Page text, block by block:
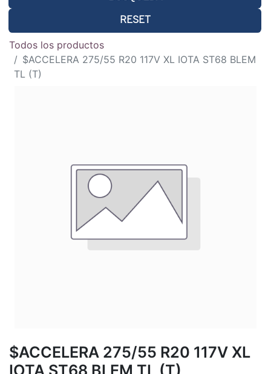
RESET
Todos los productos
$ACCELERA 275/55 R20 117V XL IOTA ST68 BLEM
TL (T)
$ACCELERA 275/55 R20 117V XL
IOTA ST68 BLEM TL (T)